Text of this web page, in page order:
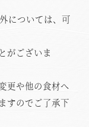
については、可
がございま
更や他の食材へ
すのでご了承下